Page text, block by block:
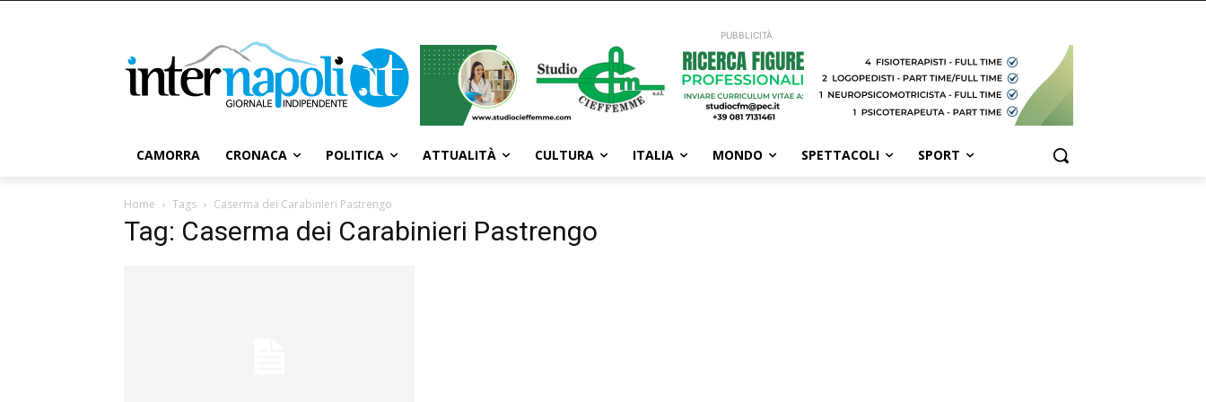
PUBBLICITÀ
CAMORRA CRONACA POLITICA ATTUALITÀ CULTURA ITALIA MONDO SPETTACOLI SPORT
Home Tags Caserma dei Carabinieri Pastrengo
Tag: Caserma dei Carabinieri Pastrengo